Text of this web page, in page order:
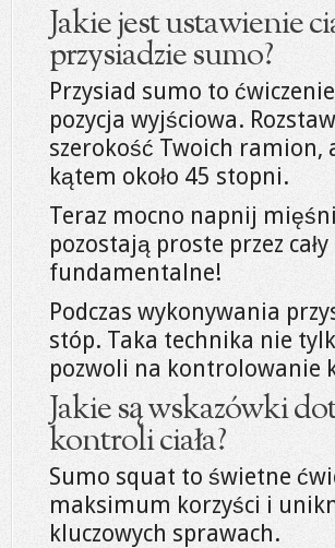
Jakie jest ustawienie
przysiadzie sumo?
Przysiad sumo to
pozycja wyjściowa.
szerokość Twoich ramion,
kątem około 45 stopni.
Teraz mocno napnij
pozostają proste przez
fundamentalne!
Podczas wykonywania
stóp. Taka technika nie
pozwoli na kontrolowanie
Jakie są wskazówki
kontroli ciała?
Sumo squat to świetne
maksimum korzyści i
kluczowych sprawach.